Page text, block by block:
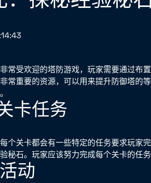
常受欢迎的塔防游戏，玩家需要通过布
常重要的资源，可以用来提升防御塔的
卡任务
个关卡都会有一些特定的任务要求玩家
秘石。玩家应该努力完成每个关卡的任
动